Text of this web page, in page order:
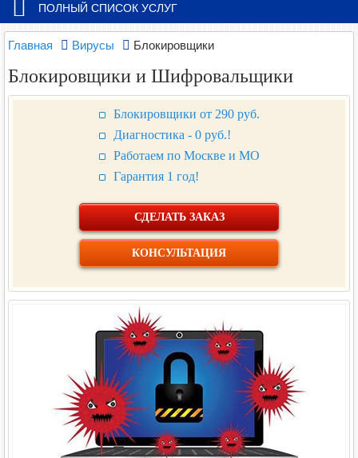
ПОЛНЫЙ СПИСОК УСЛУГ
Главная Вирусы Блокировщики
Блокировщики и Шифровальщики
Блокировщики от 290руб.
Диагностика - 0 руб.!
Работаем по Москве и МО
Гарантия 1 год!
СДЕЛАТЬ ЗАКАЗ
КОНСУЛЬТАЦИЯ